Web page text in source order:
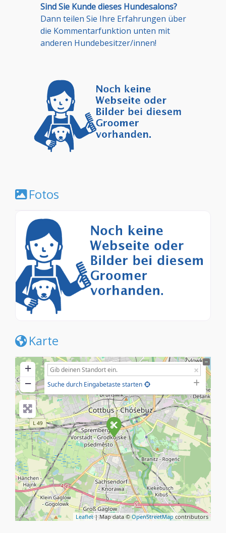
Sind Sie Kunde dieses Hundesalons?
Dann teilen Sie Ihre Erfahrungen über
die Kommentarfunktion unten mit
anderen Hundebesitzer/innen!
Fotos
Karte
+
−
Suche durch Eingabetaste starten
Leaflet| Map data © OpenStreetMap contributors